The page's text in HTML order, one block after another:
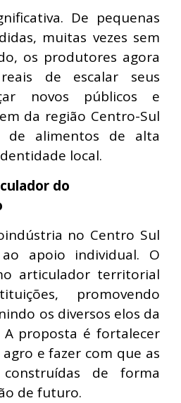
De pequenas
muitas vezes sem
os produtores agora
de escalar seus
novos públicos e
da região Centro-Sul
de alimentos de alta
local.
do
no Centro Sul
apoio individual. O
articulador territorial
promovendo
os diversos elos da
A proposta é fortalecer
e fazer com que as
de forma
de futuro.